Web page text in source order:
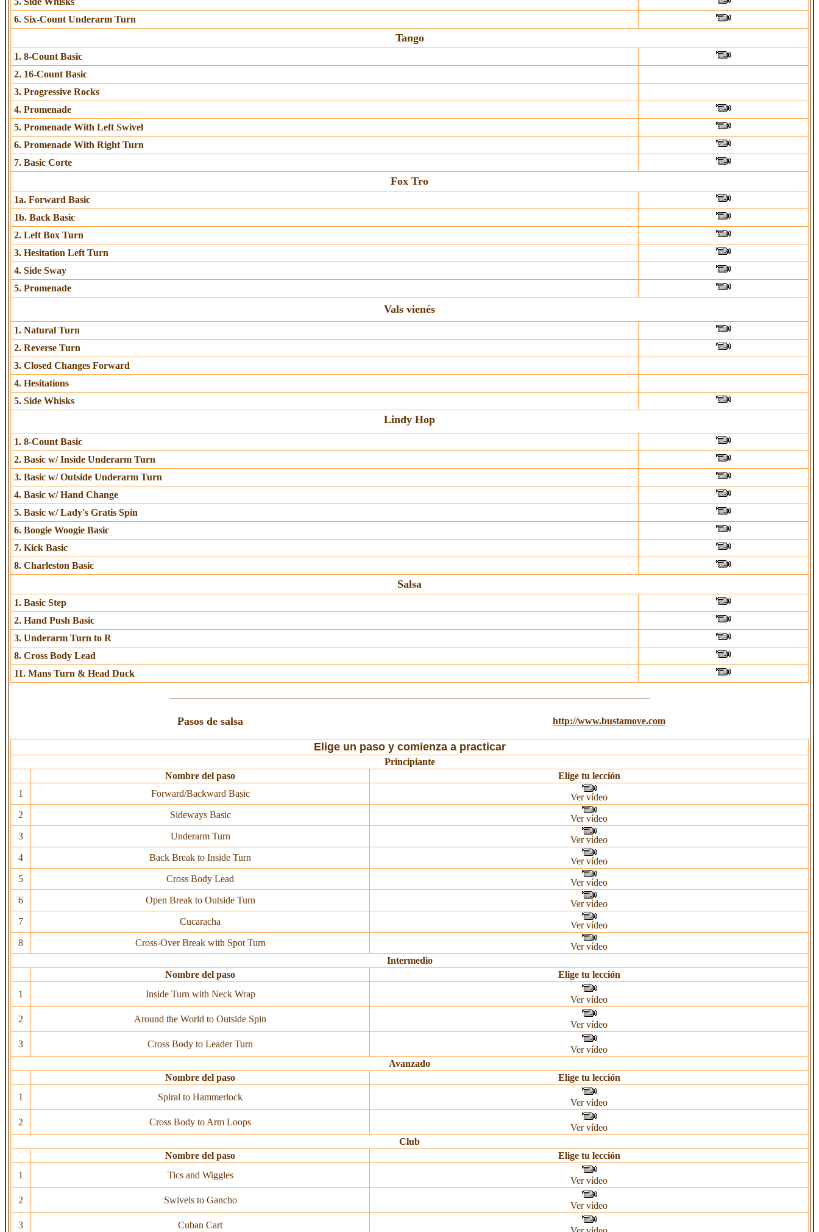
6. Six-Count Underarm Turn
Tango
1. 8-Count Basic
2. 16-Count Basic
3. Progressive Rocks
4. Promenade
5. Promenade With Left Swivel
6. Promenade With Right Turn
7. Basic Corte
Fox Tro
1a. Forward Basic
1b. Back Basic
2. Left Box Turn
3. Hesitation Left Turn
4. Side Sway
5. Promenade
Vals vienés
1. Natural Turn
2. Reverse Turn
3. Closed Changes Forward
4. Hesitations
5. Side Whisks
Lindy Hop
1. 8-Count Basic
2. Basic w/ Inside Underarm Turn
3. Basic w/ Outside Underarm Turn
4. Basic w/ Hand Change
5. Basic w/ Lady's Gratis Spin
6. Boogie Woogie Basic
7. Kick Basic
8. Charleston Basic
Salsa
1. Basic Step
2. Hand Push Basic
3. Underarm Turn to R
8. Cross Body Lead
11. Mans Turn & Head Duck
Pasos de salsa http://www.bustamove.com
Elige un paso y comienza a practicar
Principiante
Nombre del paso
Elige tu lección
1
Forward/Backward Basic
Ver vídeo
2
Sideways Basic
Ver vídeo
3
Underarm Turn
Ver vídeo
4
Back Break to Inside Turn
Ver vídeo
5
Cross Body Lead
Ver vídeo
6
Open Break to Outside Turn
Ver vídeo
7
Cucaracha
Ver vídeo
8
Cross-Over Break with Spot Turn
Ver vídeo
Intermedio
Nombre del paso
Elige tu lección
1
Inside Turn with Neck Wrap
Ver vídeo
2
Around the World to Outside Spin
Ver vídeo
3
Cross Body to Leader Turn
Ver vídeo
Avanzado
Nombre del paso
Elige tu lección
1
Spiral to Hammerlock
Ver vídeo
2
Cross Body to Arm Loops
Ver vídeo
Club
Nombre del paso
Elige tu lección
1
Tics and Wiggles
Ver vídeo
2
Swivels to Gancho
Ver vídeo
3
Cuban Cart